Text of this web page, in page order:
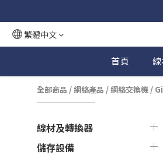
繁體中文
首頁
全部商品 /網絡產品 /網絡交換機 /
線材及轉換器
儲存設備